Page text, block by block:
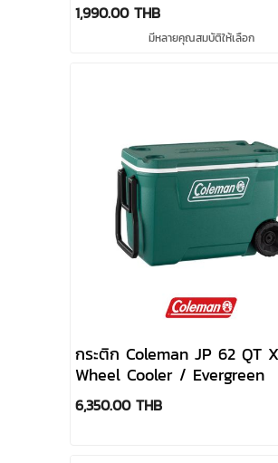
1,990.00 THB
มีหลายคุณสมบัติให้เลือก
กระติก Coleman JP 62 QT
Wheel Cooler / Evergreen
6,350.00 THB